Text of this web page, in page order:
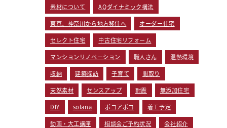
素材について AQダイナミック構法
東京、神奈川から地方移住へ オーダー住宅
セレクト住宅 中古住宅リフォーム
マンションリノベーション 職人さん 温熱環境
収納 建築探訪 子育て 間取り
天然素材 センスアップ 耐震 無添加住宅
DIY solana ポコアポコ 着工予定
動画・大工講座 相談会ご予約状況 会社紹介